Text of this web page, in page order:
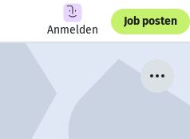
Anmelden
Job posten